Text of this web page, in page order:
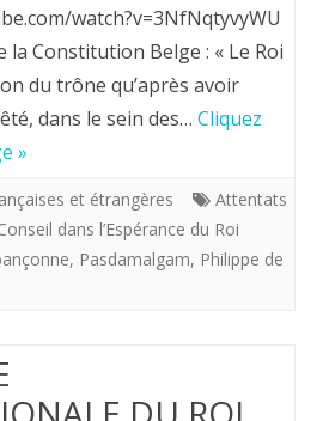
sur
watch?v=3NfNqtyvyWU
la Constitution Belge : « Le Roi
du trône qu’après avoir
dans le sein des… Cliquez
»
et étrangères
Attentats
dans l’Espérance du Roi
, Pasdamalgam, Philippe de